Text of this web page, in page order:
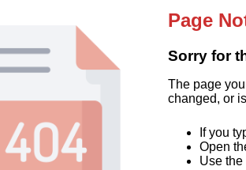
Page
Sorry for
The page
changed, or
If you
Open
Use